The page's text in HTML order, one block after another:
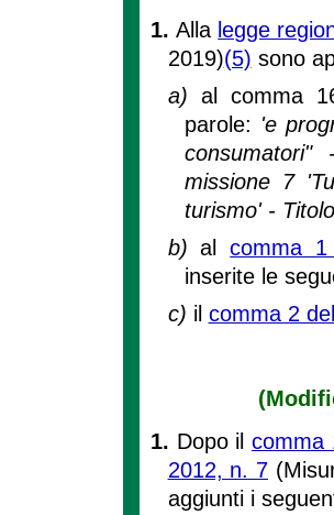
1.Alla legge
2019)(5) sono
a) al comma
parole: 'e
missione 7
turismo' -
b)alcomma
inserite le
c) il comma 2
1. Dopo il comma
2012, n. 7
aggiunti i